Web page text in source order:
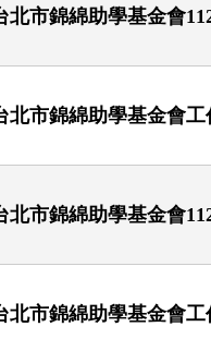
北市錦綿助學基金會
北市錦綿助學基金會
北市錦綿助學基金會
北市錦綿助學基金會